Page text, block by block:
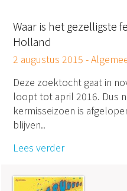
Waar is het gezelligste
Holland
2 augustus 2015 -
Deze zoektocht gaat in
loopt tot april 2016. Dus
kermisseizoen is
blijven..
Lees verder